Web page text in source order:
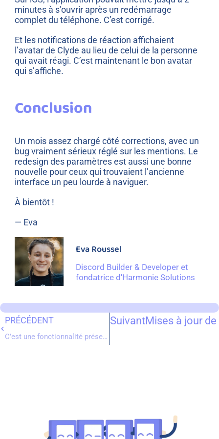
minutes à s’ouvrir après un redémarrage
complet du téléphone. C’est corrigé.
Et les notifications de réaction affichaient
l’avatar de Clyde au lieu de celui de la personne
qui avait réagi. C’est maintenant le bon avatar
qui s’affiche.
Conclusion
Un mois assez chargé côté corrections, avec un
bug vraiment sérieux réglé sur les mentions. Le
redesign des paramètres est aussi une bonne
nouvelle pour ceux qui trouvaient l’ancienne
interface un peu lourde à naviguer.
À bientôt !
— Eva
Eva Roussel
Discord Builder & Developer et
fondatrice d'Harmonie Solutions
PRÉCÉDENT
C’est une fonctionnalité présente dans les paramètres avancés de la création d’une invitation.
SuivantMises à jour